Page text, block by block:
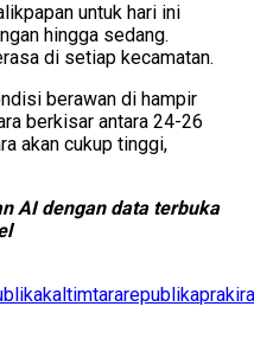
untuk hari ini
hingga sedang.
di setiap kecamatan.
berawan di hampir
berkisar antara 24-26
akan cukup tinggi,
AI dengan data terbuka
kaltimtararepublika